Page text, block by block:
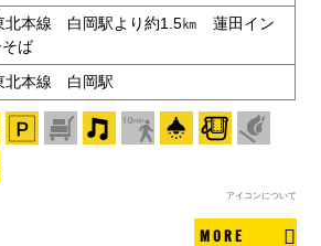
北本線 白岡駅より約1.5㎞ 蓮田イン
そば
北本線 白岡駅
アイコンについて
MORE